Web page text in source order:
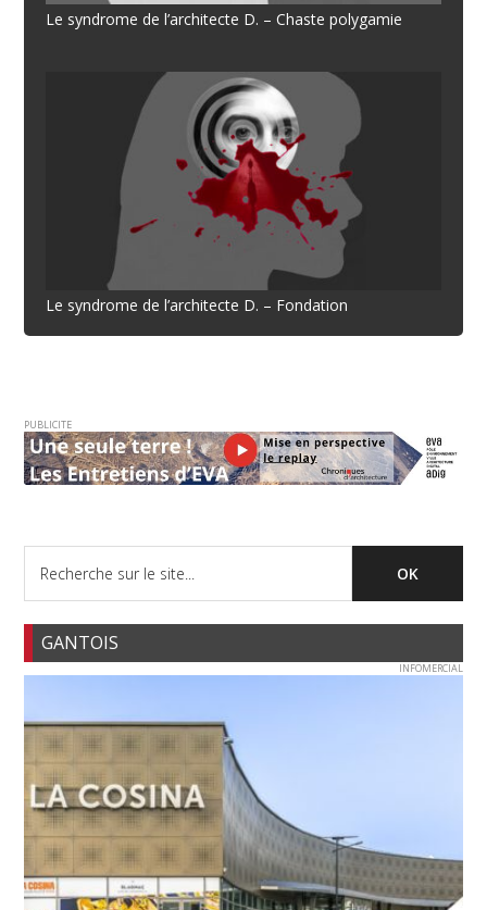
Le syndrome de l’architecte D. – Chaste polygamie
Le syndrome de l’architecte D. – Fondation
PUBLICITE
GANTOIS
INFOMERCIAL